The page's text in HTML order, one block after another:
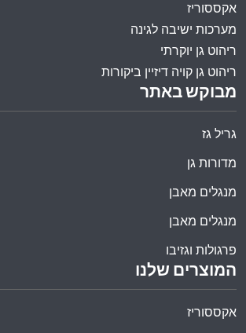
המוצרים שלנו
אקססוריז
מבוקש באתר
גריל גז
מדורות גן
מנגלים מאבן
מנגלים מאבן
פרגולות וגזיבו
אקססוריז
מערכות ישיבה לגינה
ריהוט גן יוקרתי
ריהוט גן קויה דיזיין ביקורות